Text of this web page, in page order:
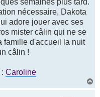
nécessaire, Dakota
adore jouer avec ses
mister câlin qui ne se
famille d'accueil la nuit
câlin !
Caroline
a